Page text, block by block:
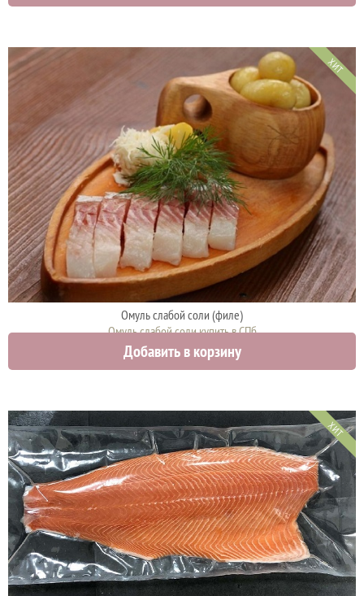
ХИТ
Омуль слабой соли (филе)
Омуль слабой соли купить в СПб
1900 руб.
Добавить в корзину
ХИТ